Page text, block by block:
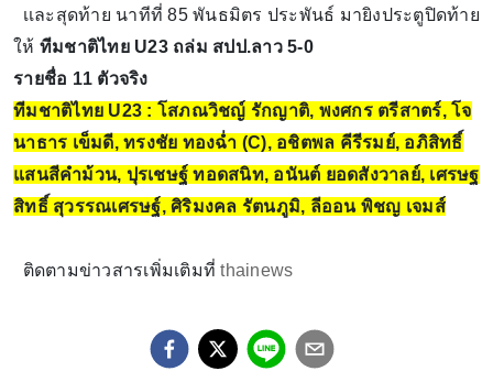
เเละสุดท้าย นาทีที่ 85 พันธมิตร ประพันธ์ มายิงประตูปิดท้าย
ให้ ทีมชาติไทย U23 ถล่ม สปป.ลาว 5-0
รายชื่อ 11 ตัวจริง
ทีมชาติไทย U23 : โสภณวิชญ์ รักญาติ, พงศกร ตรีสาตร์, โจ
นาธาร เข็มดี, ทรงชัย ทองฉ่ำ (C), อชิตพล คีรีรมย์, อภิสิทธิ์
แสนสีคำม้วน, ปุรเชษฐ์ ทอดสนิท, อนันต์ ยอดสังวาลย์, เศรษฐ
สิทธิ์ สุวรรณเศรษฐ์, ศิริมงคล รัตนภูมิ, ลีออน พิชญ เจมส์
ติดตามข่าวสารเพิ่มเติมที่ thainews